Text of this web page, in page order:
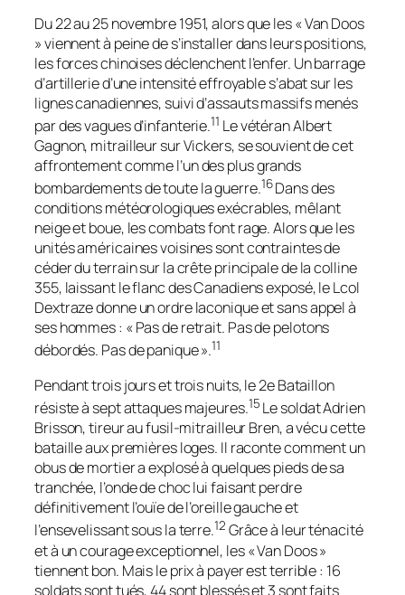
Du 22 au 25 novembre 1951, alors que les « Van Doos
» viennent à peine de s’installer dans leurs positions,
les forces chinoises déclenchent l’enfer. Un barrage
d’artillerie d’une intensité effroyable s’abat sur les
lignes canadiennes, suivi d’assauts massifs menés
par des vagues d’infanterie.11 Le vétéran Albert
Gagnon, mitrailleur sur Vickers, se souvient de cet
affrontement comme l’un des plus grands
bombardements de toute la guerre.16Dans des
conditions météorologiques exécrables, mêlant
neige et boue, les combats font rage. Alors que les
unités américaines voisines sont contraintes de
céder du terrain sur la crête principale de la colline
355, laissant le flanc des Canadiens exposé, le Lcol
Dextraze donne un ordre laconique et sans appel à
ses hommes : « Pas de retrait. Pas de pelotons
débordés. Pas de panique ».11
Pendant trois jours et trois nuits, le 2e Bataillon
résiste à sept attaques majeures.15 Le soldat Adrien
Brisson, tireur au fusil-mitrailleur Bren, a vécu cette
bataille aux premières loges. Il raconte comment un
obus de mortier a explosé à quelques pieds de sa
tranchée, l’onde de choc lui faisant perdre
définitivement l’ouïe de l’oreille gauche et
l’ensevelissant sous la terre.12 Grâce à leur ténacité
et à un courage exceptionnel, les « Van Doos »
tiennent bon. Mais le prix à payer est terrible : 16
soldats sont tués, 44 sont blessés et 3 sont faits